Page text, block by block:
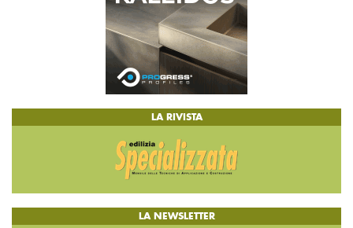
LA RIVISTA
LA NEWSLETTER